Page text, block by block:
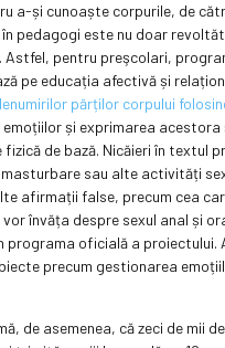
a-și cunoaște corpurile, de
în pedagogi este nu doar
Astfel, pentru preşcolari,
pe educația afectivă și
părților corpului
și exprimarea acestora
de bază. Nicăieri în textul
sau alte activități
afirmații false, precum cea
vor învăța despre sexul anal și
programa oficială a proiectului.
precum gestionarea
de asemenea, că zeci de mii